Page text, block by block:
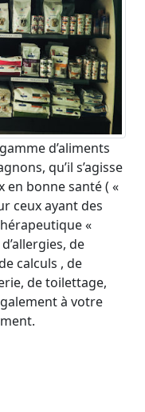
d’aliments
qu’il s’agisse
en bonne santé ( «
ceux ayant des
«
de
calculs , de
de toilettage,
à votre